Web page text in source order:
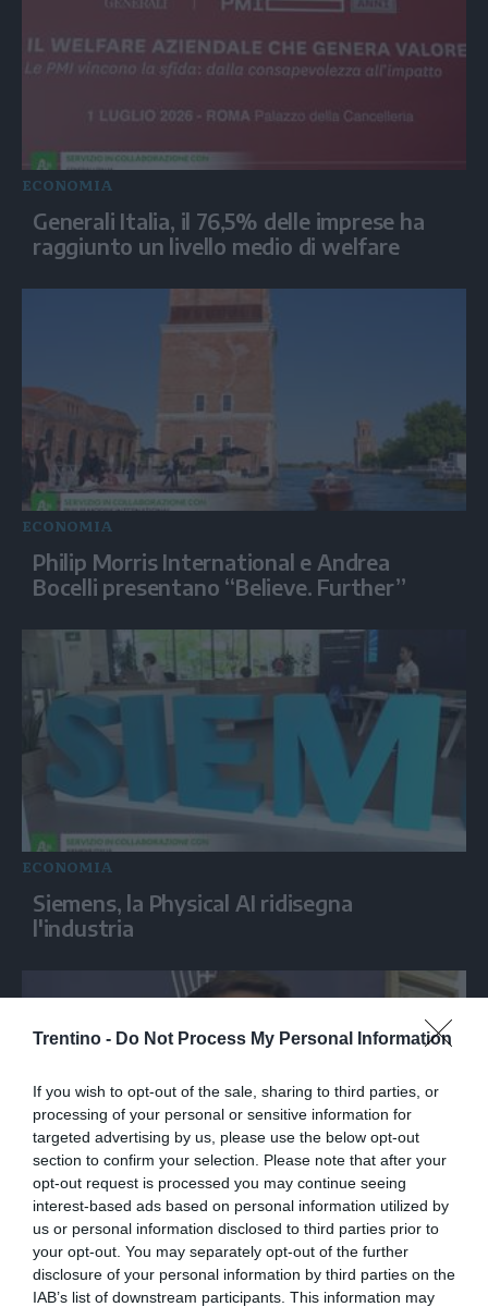
Trentino - Do Not Process My Personal Information
If you wish to opt-out of the sale, sharing to third parties, or
processing of your personal or sensitive information for
targeted advertising by us, please use the below opt-out
section to confirm your selection. Please note that after your
opt-out request is processed you may continue seeing
interest-based ads based on personal information utilized by
us or personal information disclosed to third parties prior to
your opt-out. You may separately opt-out of the further
disclosure of your personal information by third parties on the
IAB’s list of downstream participants. This information may
ECONOMIA
Generali Italia, il 76,5% delle imprese ha
raggiunto un livello medio di welfare
ECONOMIA
Philip Morris International e Andrea
Bocelli presentano “Believe. Further”
ECONOMIA
Siemens, la Physical AI ridisegna
l'industria
ECONOMIA
Federazione Carta e Grafica, nel 2025 26,3
miliardi di fatturato, 63% export in Ue